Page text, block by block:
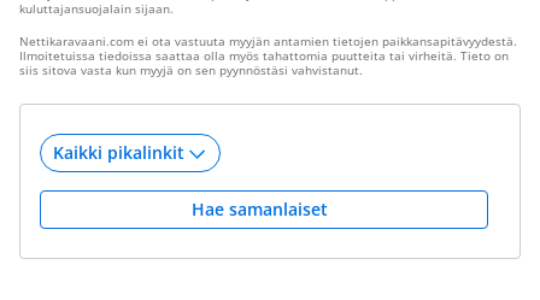
kuluttajansuojalain sijaan.
Nettikaravaani.com ei ota vastuuta myyjän antamien tietojen paikkansapitävyydestä.
Ilmoitetuissa tiedoissa saattaa olla myös tahattomia puutteita tai virheitä. Tieto on
siis sitova vasta kun myyjä on sen pyynnöstäsi vahvistanut.
Hae samanlaiset